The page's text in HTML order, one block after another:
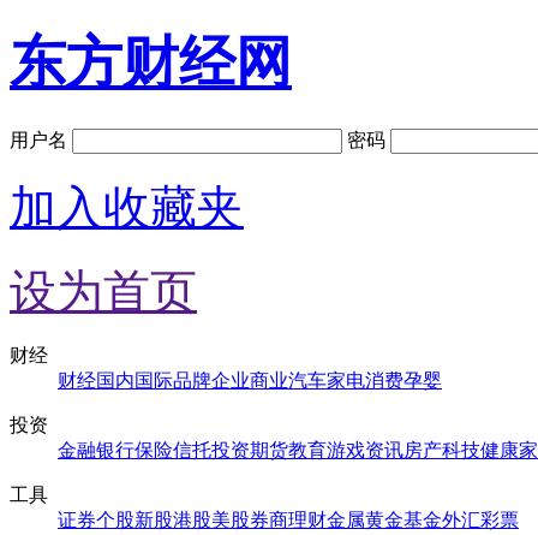
东方财经网
用户名 密码
加入收藏夹
设为首页
财经
财经国内国际品牌企业商业汽车家电消费孕婴
投资
金融银行保险信托投资期货教育游戏资讯房产科技健康
工具
证券个股新股港股美股券商理财金属黄金基金外汇彩票